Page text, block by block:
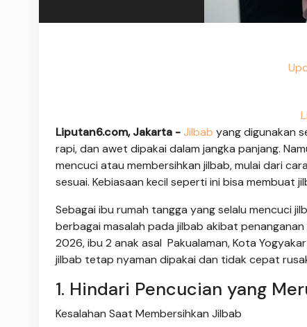
Liputan6.com, Jakarta -Jilbab yang digunakan
rapi, dan awet dipakai dalam jangka panjang.
mencuci atau membersihkan jilbab, mulai dari
sesuai. Kebiasaan kecil seperti ini bisa membuat
Sebagai ibu rumah tangga yang selalu mencuci
berbagai masalah pada jilbab akibat
2026, ibu 2 anak asal Pakualaman, Kota
jilbab tetap nyaman dipakai dan tidak cepat
1. Hindari Pencucian yang
Kesalahan Saat Membersihkan Jilbab